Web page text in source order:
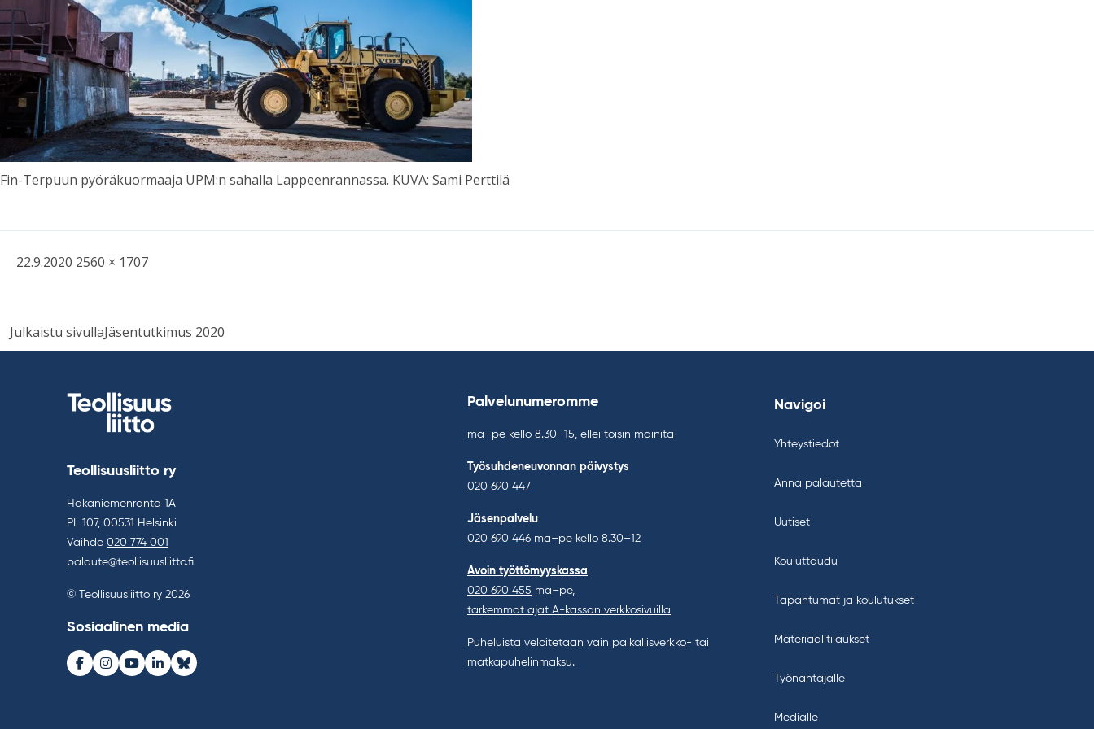
Fin-Ter­puun pyö­rä­kuor­maaja UPM:n sa­halla Lap­peen­ran­nassa. KUVA: Sami Pert­tilä
Kirjoitettu
22.9.2020 Täysikokoinen
2560 × 1707
Artikkelien
Julkaistu sivullaJäsentutkimus 2020
Teollisuusliitto ry
Hakaniemenranta 1A
PL 107, 00531 Helsinki
Vaihde 020 774 001
palaute@teollisuusliitto.fi
© Teollisuusliitto ry 2026
Sosiaalinen media
Facebook
Instagram
Youtube
LinkedInBluesky
Palvelunumeromme
ma–pe kello 8.30–15, ellei toisin mainita
Työsuhdeneuvonnan päivystys
020 690 447
Jäsenpalvelu
020 690 446 ma–pe kello 8.30–12
Avoin työttömyyskassa
020 690 455 ma–pe,
tarkemmat ajat A-kassan verkkosivuilla
Puheluista veloitetaan vain paikallisverkko- tai
matkapuhelinmaksu.
Navigoi
Yhteystiedot
Anna palautetta
Uutiset
Kouluttaudu
Tapahtumat ja koulutukset
Materiaalitilaukset
Työnantajalle
Medialle